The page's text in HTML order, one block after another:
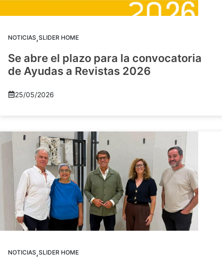
NOTICIAS,SLIDER HOME
Se abre el plazo para la convocatoria
de Ayudas a Revistas 2026
25/05/2026
NOTICIAS,SLIDER HOME